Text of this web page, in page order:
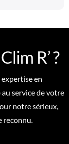
R’ ?
expertise en
service de votre
notre sérieux,
reconnu.